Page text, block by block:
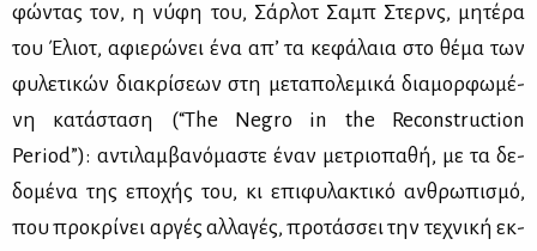
φώ­ντας τον, η νύ­φη του, Σάρ­λοτ Σαμπ Στερνς, μη­τέ­ρα
του Έλιοτ, αφιε­ρώ­νει ένα απ’ τα κε­φά­λαια στο θέ­μα των
φυ­λε­τι­κών δια­κρί­σε­ων στη με­τα­πο­λε­μι­κά δια­μορ­φω­μέ­
νη κα­τά­στα­ση (“The Negro in the Reconstruction
Period”): αντι­λαμ­βα­νό­μα­στε έναν με­τριο­πα­θή, με τα δε­
δο­μέ­να της επο­χής του, κι επι­φυ­λα­κτι­κό αν­θρω­πι­σμό,
που προ­κρί­νει αρ­γές αλ­λα­γές, προ­τάσ­σει την τε­χνι­κή εκ­